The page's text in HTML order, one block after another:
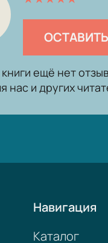
ещё нет
нас и других
Навигация
Каталог